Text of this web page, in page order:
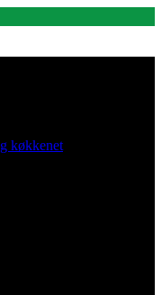
køkkenet